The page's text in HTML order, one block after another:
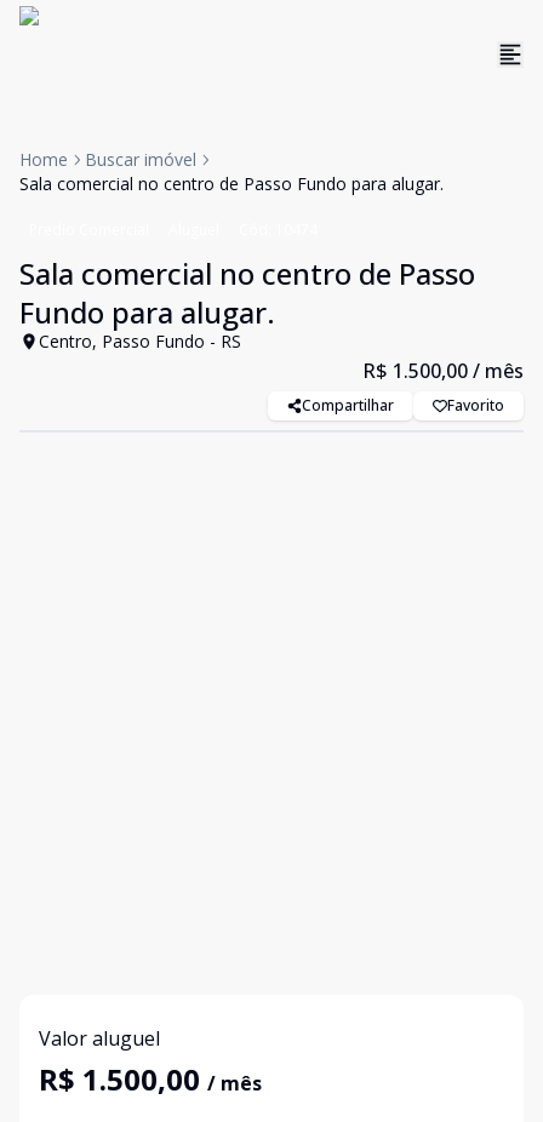
Home
Buscar imóvel
Sala comercial no centro de Passo Fundo para alugar.
Sala comercial no centro de Passo
Fundo para alugar.
Centro, Passo Fundo - RS
R$ 1.500,00/ mês
Compartilhar Favorito
Valor aluguel
R$ 1.500,00 / mês